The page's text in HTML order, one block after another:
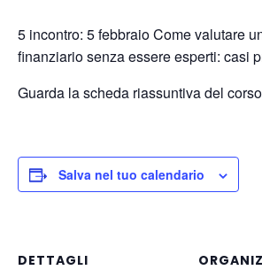
5 incontro: 5 febbraio Come valutare
finanziario senza essere esperti: casi
Guarda la scheda riassuntiva del
Salva nel tuo calendario
DETTAGLI